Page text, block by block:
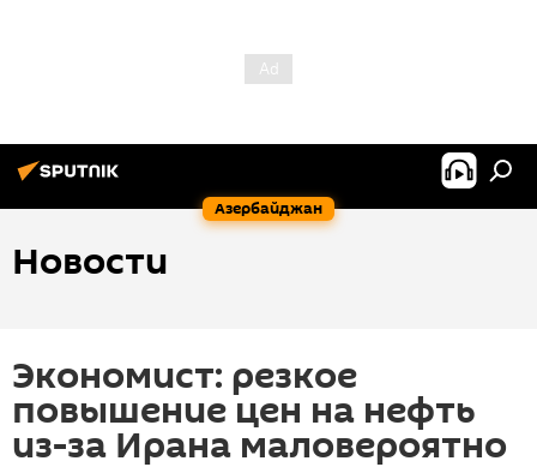
Азербайджан
Новости
Экономист: резкое
повышение цен на нефть
из-за Ирана маловероятно